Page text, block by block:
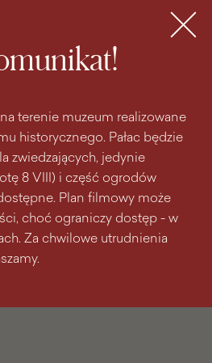
terenie muzeum realizowane
historycznego. Pałac będzie
zwiedzających, jedynie
8 VIII) i część ogrodów
Plan filmowy może
choć ograniczy dostęp - w
Za chwilowe utrudnienia
MENU